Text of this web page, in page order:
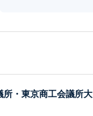
所・東京商工会議所大